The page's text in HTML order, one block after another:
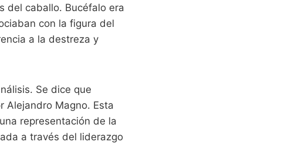
del caballo. Bucéfalo era
con la figura del
a la destreza y
Se dice que
Alejandro Magno. Esta
representación de la
a través del liderazgo